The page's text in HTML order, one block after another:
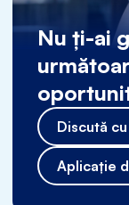
Nu ți-ai
Discută
Aplicație